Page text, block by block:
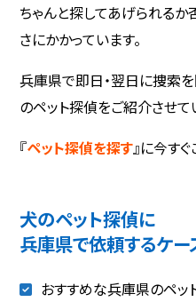
ちゃんと探してあげられる
さにかかっています。
兵庫県で即日・翌日に捜索
のペット探偵をご紹介させて
『ペット探偵を探す』に今す
犬のペット探偵に
兵庫県で依頼するケー
おすすめな兵庫県のペッ